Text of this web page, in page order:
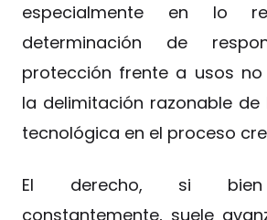
especialmente en lo
determinación de
protección frente a usos
la delimitación razonable de
tecnológica en el proceso
El derecho, si bien
constantemente, suele